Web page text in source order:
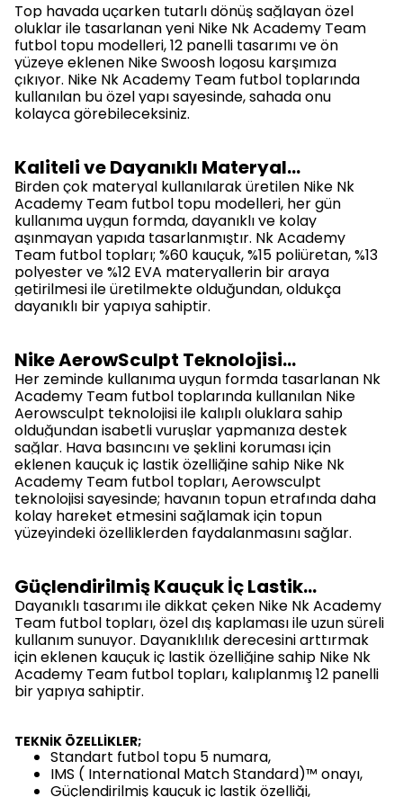
Top havada uçarken tutarlı dönüş sağlayan özel
oluklar ile tasarlanan yeni Nike Nk Academy Team
futbol topu modelleri, 12 panelli tasarımı ve ön
yüzeye eklenen Nike Swoosh logosu karşımıza
çıkıyor. Nike Nk Academy Team futbol toplarında
kullanılan bu özel yapı sayesinde, sahada onu
kolayca görebileceksiniz.
Kaliteli ve Dayanıklı Materyal…
Birden çok materyal kullanılarak üretilen Nike Nk
Academy Team futbol topu modelleri, her gün
kullanıma uygun formda, dayanıklı ve kolay
aşınmayan yapıda tasarlanmıştır. Nk Academy
Team futbol topları; %60 kauçuk, %15 poliüretan, %13
polyester ve %12 EVA materyallerin bir araya
getirilmesi ile üretilmekte olduğundan, oldukça
dayanıklı bir yapıya sahiptir.
Nike AerowSculpt Teknolojisi…
Her zeminde kullanıma uygun formda tasarlanan Nk
Academy Team futbol toplarında kullanılan Nike
Aerowsculpt teknolojisi ile kalıplı oluklara sahip
olduğundan isabetli vuruşlar yapmanıza destek
sağlar. Hava basıncını ve şeklini koruması için
eklenen kauçuk iç lastik özelliğine sahip Nike Nk
Academy Team futbol topları,Aerowsculpt
teknolojisi sayesinde; havanın topun etrafında daha
kolay hareket etmesini sağlamak için topun
yüzeyindeki özelliklerden faydalanmasını sağlar.
Güçlendirilmiş Kauçuk İç Lastik…
Dayanıklı tasarımı ile dikkat çeken Nike Nk Academy
Team futbol topları, özel dış kaplaması ile uzun süreli
kullanım sunuyor. Dayanıklılık derecesini arttırmak
için eklenen kauçuk iç lastik özelliğine sahip Nike Nk
Academy Team futbol topları, kalıplanmış 12 panelli
bir yapıyasahiptir.
TEKNİK ÖZELLİKLER;
Standart futbol topu 5 numara,
IMS ( International Match Standard)™ onayı,
Güçlendirilmiş kauçuk iç lastik özelliği,